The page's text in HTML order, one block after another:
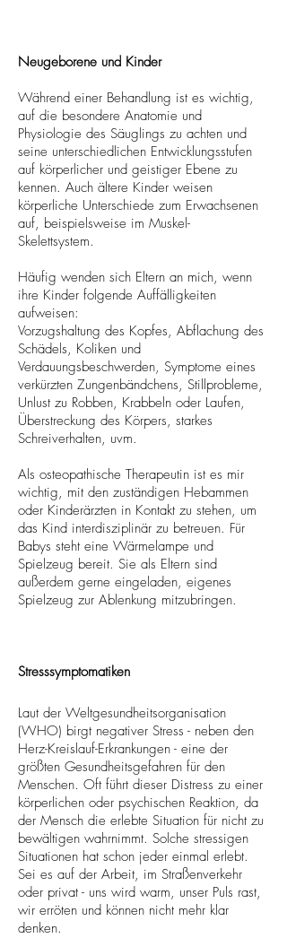
Neugeborene und Kinder
Während einer Behandlung ist es wichtig,
auf die besondere Anatomie und
Physiologie des Säuglings zu achten und
seine unterschiedlichen Entwicklungsstufen
auf körperlicher und geistiger Ebene zu
kennen. Auch ältere Kinder weisen
körperliche Unterschiede zum Erwachsenen
auf, beispielsweise im Muskel-
Skelettsystem.
Häufig wenden sich Eltern an mich, wenn
ihre Kinder folgende Auffälligkeiten
aufweisen:
Vorzugshaltung des Kopfes, Abflachung des
Schädels, Koliken und
Verdauungsbeschwerden, Symptome eines
verkürzten Zungenbändchens, Stillprobleme,
Unlust zu Robben, Krabbeln oder Laufen,
Überstreckung des Körpers, starkes
Schreiverhalten, uvm.
Als osteopathische Therapeutin ist es mir
wichtig, mit den zuständigen Hebammen
oder Kinderärzten in Kontakt zu stehen, um
das Kind interdisziplinär zu betreuen. Für
Babys steht eine Wärmelampe und
Spielzeug bereit. Sie als Eltern sind
außerdem gerne eingeladen, eigenes
Spielzeug zur Ablenkung mitzubringen.
Stresssymptomatiken
Laut der Weltgesundheitsorganisation
(WHO) birgt negativer Stress - neben den
Herz-Kreislauf-Erkrankungen - eine der
größten Gesundheitsgefahren für den
Menschen. Oft führt dieser Distress zu einer
körperlichen oder psychischen Reaktion, da
der Mensch die erlebte Situation für nicht zu
bewältigen wahrnimmt. Solche stressigen
Situationen hat schon jeder einmal erlebt.
Sei es auf der Arbeit, im Straßenverkehr
oder privat - uns wird warm, unser Puls rast,
wir erröten und können nicht mehr klar
denken.